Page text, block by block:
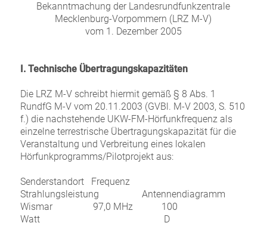
Bekanntmachung der Landesrundfunkzentrale
Mecklenburg-Vorpommern (LRZ M-V)
vom 1. Dezember 2005
I. Technische Übertragungskapazitäten
Die LRZ M-V schreibt hiermit gemäß § 8 Abs. 1
RundfG M-V vom 20.11.2003 (GVBl. M-V 2003, S. 510
f.) die nachstehende UKW-FM-Hörfunkfrequenz als
einzelne terrestrische Übertragungskapazität für die
Veranstaltung und Verbreitung eines lokalen
Hörfunkprogramms/Pilotprojekt aus:
Senderstandort Frequenz
Strahlungsleistung Antennendiagramm
Wismar 97,0 MHz 100
Watt D